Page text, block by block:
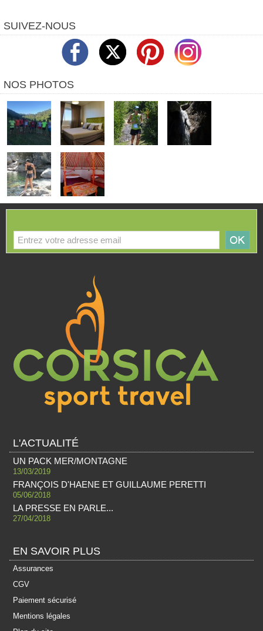
SUIVEZ-NOUS
NOS PHOTOS
L'ACTUALITÉ
UN PACK MER/MONTAGNE
13/03/2019
FRANÇOIS D'HAENE ET GUILLAUME PERETTI
05/06/2018
LA PRESSE EN PARLE...
27/04/2018
EN SAVOIR PLUS
Assurances
CGV
Paiement sécurisé
Mentions légales